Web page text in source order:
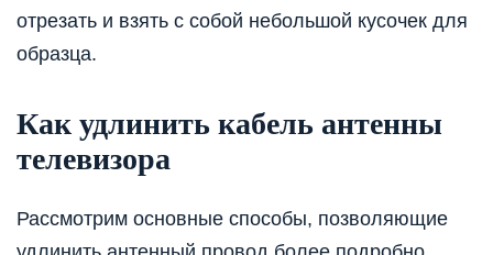
отрезать и взять с собой небольшой кусочек для
образца.
Как удлинить кабель антенны
телевизора
Рассмотрим основные способы, позволяющие